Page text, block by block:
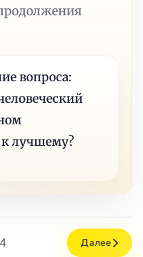
вопроса:
лучшему?
Далее